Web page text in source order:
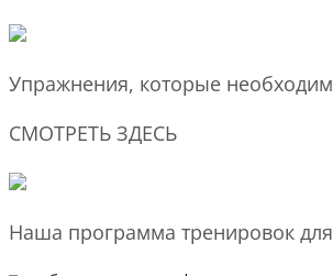
Упражнения, которые
СМОТРЕТЬ ЗДЕСЬ
Наша программа тренировок